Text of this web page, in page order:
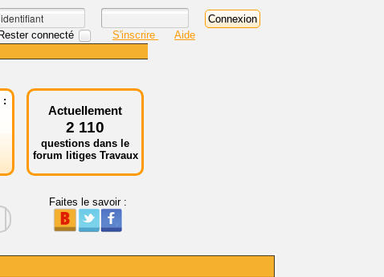
Rester connecté S'inscrire Aide
:
Actuellement
2 110
questions dans le
forum litiges Travaux
Faites le savoir :